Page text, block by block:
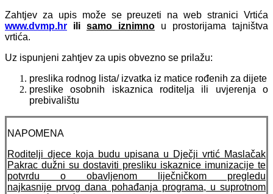
Zahtjev za upis može se preuzeti na web stranici Vrtića
www.dvmp.hr ili samo iznimno
u prostorijama tajništva
vrtića.
Uz ispunjeni zahtjev za upis obvezno se prilažu:
preslika rodnog lista/ izvatka iz matice rođenih za dijete
preslike osobnih iskaznica roditelja ili uvjerenja o
prebivalištu
NAPOMENA
Roditelji djece koja budu upisana u Dječji vrtić Maslačak
Pakrac dužni su dostaviti presliku iskaznice imunizacije te
potvrdu o obavljenom liječničkom pregledu
najkasnije prvog dana pohađanja programa, u suprotnom